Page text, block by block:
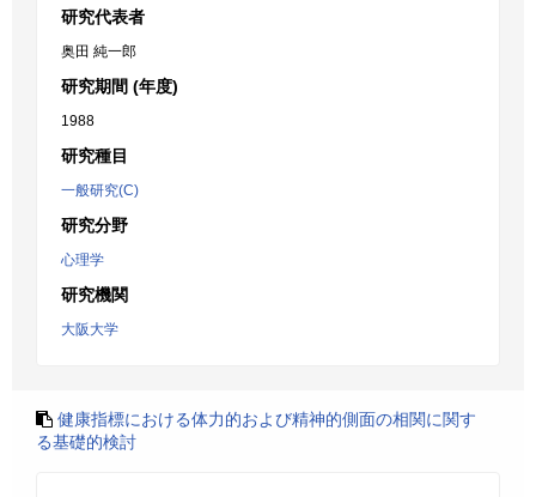
研究代表者
奥田 純一郎
研究期間 (年度)
1988
研究種目
一般研究(C)
研究分野
心理学
研究機関
大阪大学
健康指標における体力的および精神的側面の相関に関す
る基礎的検討